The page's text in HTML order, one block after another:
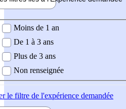
demandée
Moins de 1 an
De 1 à 3 ans
Plus de 3 ans
Non renseignée
le filtre de l'expérience demandée